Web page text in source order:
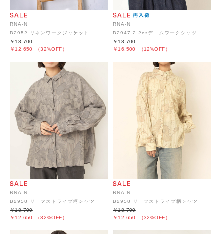
RNA-N
B2952 リネンワークジャケット
￥12,650 （32%OFF）
￥18,700
RNA-N
B2947 2.2ozデニムワークシャツ
￥16,500 （12%OFF）
￥18,700
RNA-N
B2958 リーフストライプ柄シャツ
￥12,650 （32%OFF）
￥18,700
RNA-N
B2958 リーフストライプ柄シャツ
￥12,650 （32%OFF）
￥18,700